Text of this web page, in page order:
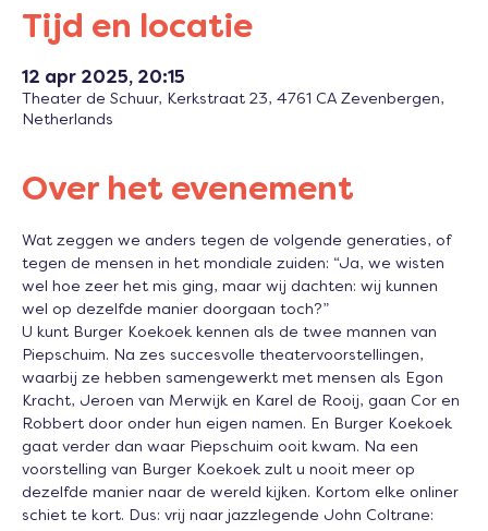
Tijd en locatie
12 apr 2025, 20:15
Theater de Schuur, Kerkstraat 23, 4761 CA Zevenbergen,
Netherlands
Over het evenement
Wat zeggen we anders tegen de volgende generaties, of
tegen de mensen in het mondiale zuiden: “Ja, we wisten
wel hoe zeer het mis ging, maar wij dachten: wij kunnen
wel op dezelfde manier doorgaan toch?”
U kunt Burger Koekoek kennen als de twee mannen van
Piepschuim. Na zes succesvolle theatervoorstellingen,
waarbij ze hebben samengewerkt met mensen als Egon
Kracht, Jeroen van Merwijk en Karel de Rooij, gaan Cor en
Robbert door onder hun eigen namen. En Burger Koekoek
gaat verder dan waar Piepschuim ooit kwam. Na een
voorstelling van Burger Koekoek zult u nooit meer op
dezelfde manier naar de wereld kijken. Kortom elke onliner
schiet te kort. Dus: vrij naar jazzlegende John Coltrane: